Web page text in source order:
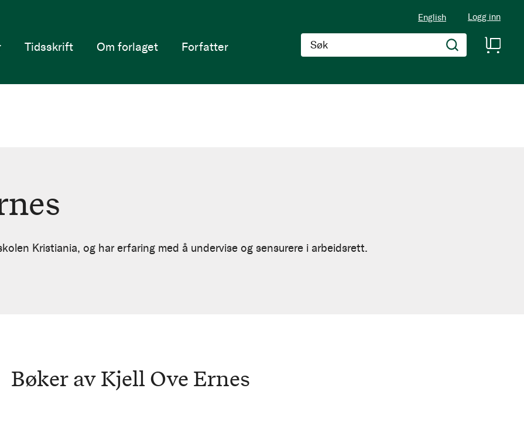
English Logg inn
Søk
Tidsskrift Om forlaget Forfatter
Kristiania, og har erfaring med å undervise og sensurere i arbeidsrett.
Bøker av Kjell Ove Ernes